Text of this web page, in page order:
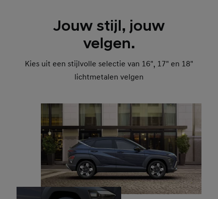
Jouw stijl, jouw
velgen.
Kies uit een stijlvolle selectie van 16", 17" en 18"
lichtmetalen velgen